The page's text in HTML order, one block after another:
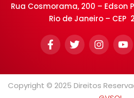
Rua Cosmorama, 200 – Edson
Rio de Janeiro – CEP
Copyright © 2025 Direitos